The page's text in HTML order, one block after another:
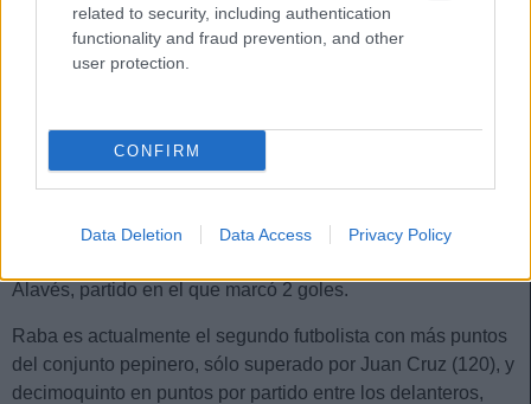
related to security, including authentication
functionality and fraud prevention, and other
user protection.
CONFIRM
Data Deletion Data Access Privacy Policy
estadísticas en entradas, intercepciones y también en pases
clave, con 1,2 por partido. Lleva dos asistencias esta
temporada.
Dani Raba (Leganés, delantero, 3.950.000)
El atacante del Leganés está en el Top 10 del juego en
logrado 42 de los 104 puntos que acumula en la temporada.
Alavés, partido en el que marcó 2 goles.
Raba es actualmente el segundo futbolista con más puntos
del conjunto pepinero, sólo superado por Juan Cruz (120), y
decimoquinto en puntos por partido entre los delanteros,